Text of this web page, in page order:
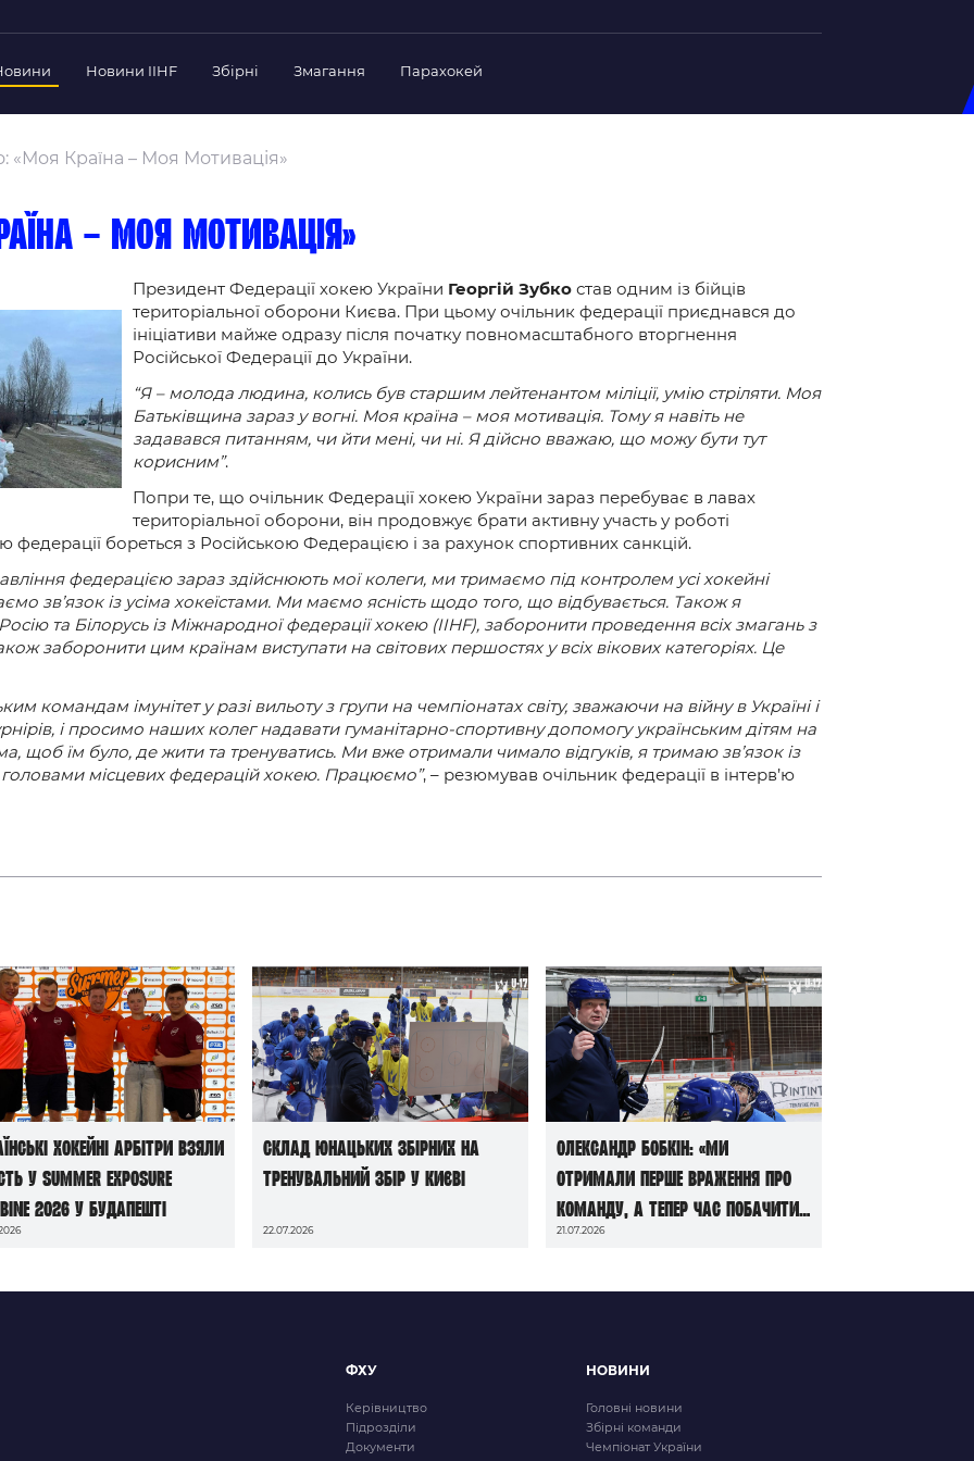
президент
Федерації
документи
Федерації
Новини IIHF Збірні
Склад Збірної
Календар Матчів
Україна U-18
Склад Збірної
Тренерський Штаб
Україна (ж)
Склад Збірної
Тренерський Штаб
Змагання Парахокей
«Моя Країна – Моя Мотивація»
– моя мотивація»
Президент Федерації хокею України Георгій Зубко став одним із бійців
територіальної оборони Києва. При цьому очільник федерації приєднався до
ініціативи майже одразу після початку повномасштабного вторгнення
Російської Федерації до України.
“Я – молода людина, колись був старшим лейтенантом міліції, умію стріляти. Моя
Батьківщина зараз у вогні. Моя країна – моя мотивація. Тому я навіть не
задавався питанням, чи йти мені, чи ні. Я дійсно вважаю, що можу бути тут
корисним”.
Попри те, що очільник Федерації хокею України зараз перебуває в лавах
територіальної оборони, він продовжує брати активну участь у роботі
федерації бореться з Російською Федерацією і за рахунок спортивних санкцій.
федерацією зараз здійснюють мої колеги, ми тримаємо під контролем усі хокейні
зв’язок із усіма хокеїстами. Ми маємо ясність щодо того, що відбувається. Також я
та Білорусь із Міжнародної федерації хокею (IIHF), заборонити проведення всіх змагань з
заборонити цим країнам виступати на світових першостях у всіх вікових категоріях. Це
командам імунітет у разі вильоту з групи на чемпіонатах світу, зважаючи на війну в Україні і
і просимо наших колег надавати гуманітарно-спортивну допомогу українським дітям на
щоб їм було, де жити та тренуватись. Ми вже отримали чимало відгуків, я тримаю зв’язок із
головами місцевих федерацій хокею. Працюємо”, – резюмував очільник федерації в інтерв’ю
хокейні арбітри взяли
у Summer Exposure
2026 у Будапешті
Склад юнацьких збірних на
тренувальний збір у Києві
22.07.2026
Олександр Бобкін: «Ми
отримали перше враження про
команду, а тепер час побачити
її в грі»
21.07.2026
ФХУ
Керівництво
Підрозділи
Документи
НОВИНИ
Головні новини
Збірні команди
Чемпіонат України